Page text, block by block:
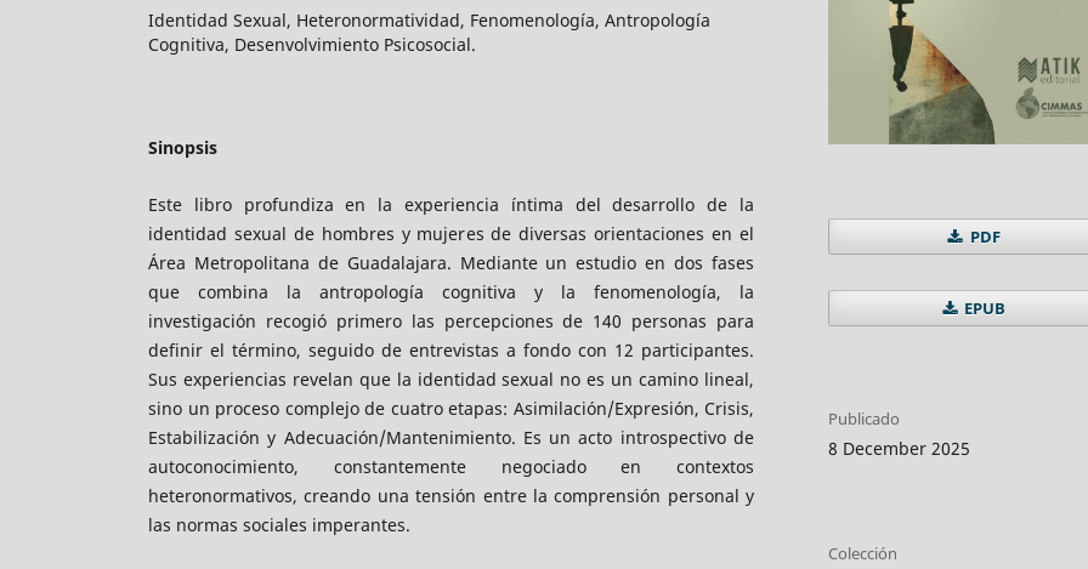
Identidad Sexual, Heteronormatividad, Fenomenología, Antropología
Cognitiva, Desenvolvimiento Psicosocial.
Sinopsis
Este libro profundiza en la experiencia íntima del desarrollo de la
identidad sexual de hombres y mujeres de diversas orientaciones en el
Área Metropolitana de Guadalajara. Mediante un estudio en dos fases
que combina la antropología cognitiva y la fenomenología, la
investigación recogió primero las percepciones de 140 personas para
definir el término, seguido de entrevistas a fondo con 12 participantes.
Sus experiencias revelan que la identidad sexual no es un camino lineal,
sino un proceso complejo de cuatro etapas: Asimilación/Expresión, Crisis,
Estabilización y Adecuación/Mantenimiento. Es un acto introspectivo de
autoconocimiento, constantemente negociado en contextos
heteronormativos, creando una tensión entre la comprensión personal y
las normas sociales imperantes.
PDF
EPUB
Publicado
8 December 2025
Colección